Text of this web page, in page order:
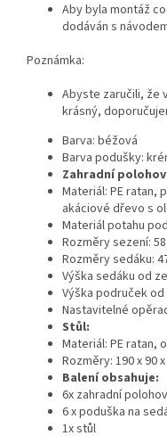
Aby byla montáž
dodáván s
Poznámka:
Abyste zaručili, že
krásný,
Barva: béžová
Barva podušky:
Zahradní
Materiál: PE ratan,
akáciové dřevo s
Materiál potahu
Rozměry sezení: 58
Rozměry sedáku:
Výška sedáku od
Výška područek od
Nastavitelné
Stůl:
Materiál: PE ratan,
Rozměry: 190 x 90 x
Balení obsahuje:
6x zahradní
6 x poduška na
1x stůl